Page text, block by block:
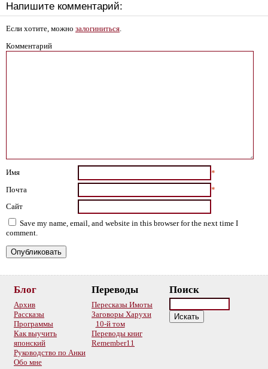
Напишите комментарий:
Если хотите, можно залогиниться.
Комментарий
Имя
*
Почта
*
Сайт
Save my name, email, and website in this browser for the next time I
comment.
Блог
Архив
Рассказы
Программы
Как выучить
японский
Руководство по Анки
Обо мне
Переводы
Пересказы Имоты
Заговоры Харухи
10-й том
Переводы книг
Remember11
Поиск